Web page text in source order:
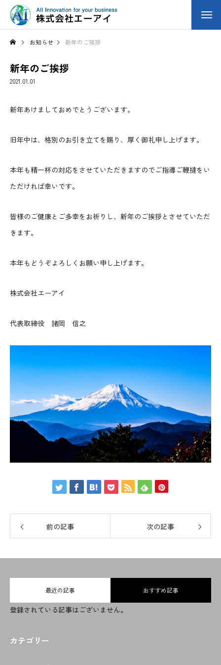
会社概要
取り扱い品目
事業内容
お知らせ 新年のご挨拶
新年のご挨拶
2021.01.01
新年あけましておめでとうございます。
旧年中は、格別のお引き立てを賜り、厚く御礼申し上げます。
本年も精一杯の対応をさせていただきますのでご指導ご鞭撻をい
ただければ幸いです。
皆様のご健康とご多幸をお祈りし、新年のご挨拶とさせていただ
きます。
本年もどうぞよろしくお願い申し上げます。
株式会社エーアイ
代表取締役 諸岡 信之
前の記事 次の記事
最近の記事 おすすめ記事
登録されている記事はございません。
カテゴリー